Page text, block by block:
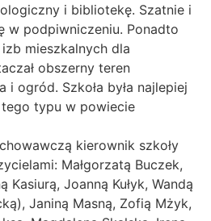
i bibliotekę. Szatnie i
w podpiwniczeniu. Ponadto
izb mieszkalnych dla
obszerny teren
i ogród. Szkoła była najlepiej
typu w powiecie
kierownik szkoły
Małgorzatą Buczek,
Kasiurą, Joanną Kułyk, Wandą
Janiną Masną, Zofią Mżyk,